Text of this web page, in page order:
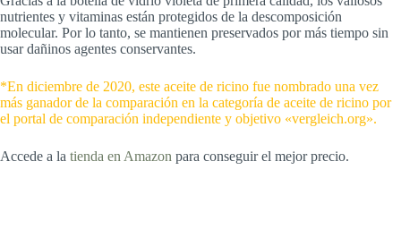
nutrientes y vitaminas están protegidos de la descomposición
molecular. Por lo tanto, se mantienen preservados por más tiempo sin
usar dañinos agentes conservantes.
*En diciembre de 2020, este aceite de ricino fue nombrado una vez
más ganador de la comparación en la categoría de aceite de ricino por
el portal de comparación independiente y objetivo «vergleich.org».
Accede a la tienda en Amazon para conseguir el mejor precio.